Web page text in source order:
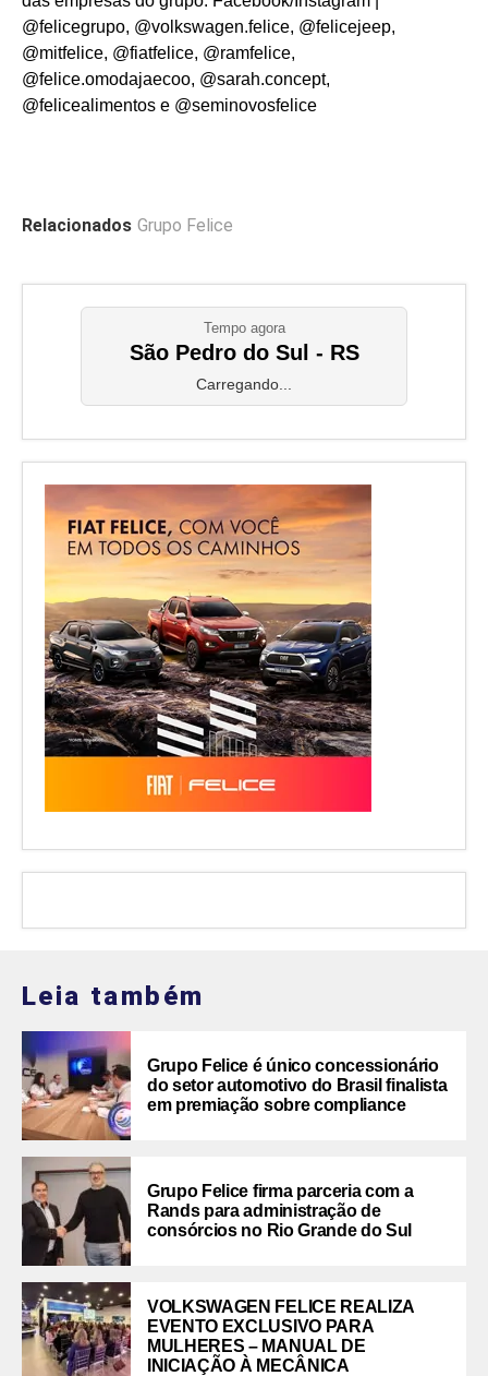
@felicegrupo, @volkswagen.felice, @felicejeep,
@mitfelice, @fiatfelice, @ramfelice,
@felice.omodajaecoo, @sarah.concept,
@felicealimentos e @seminovosfelice
Relacionados Grupo Felice
Tempo agora
São Pedro do Sul - RS
Carregando...
Leia também
Grupo Felice é único concessionário
do setor automotivo do Brasil finalista
em premiação sobre compliance
Grupo Felice firma parceria com a
Rands para administração de
consórcios no Rio Grande do Sul
VOLKSWAGEN FELICE REALIZA
EVENTO EXCLUSIVO PARA
MULHERES – MANUAL DE
INICIAÇÃO À MECÂNICA